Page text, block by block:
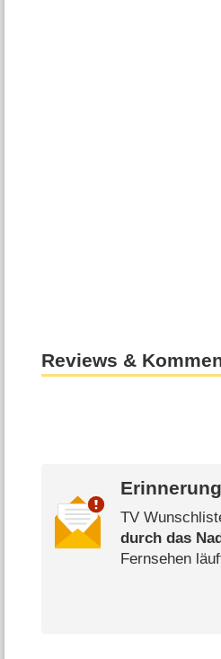
Reviews &
TV
durch das
Fernsehen